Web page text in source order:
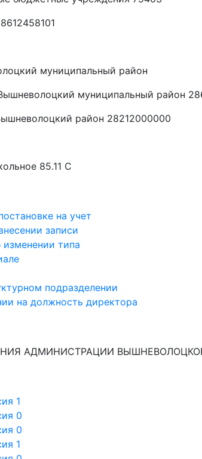
муниципальный район
муниципальный район
район 28212000000
85.11 C
на учет
записи
типа
подразделении
на должность директора
АДМИНИСТРАЦИИ
1
0
0
1